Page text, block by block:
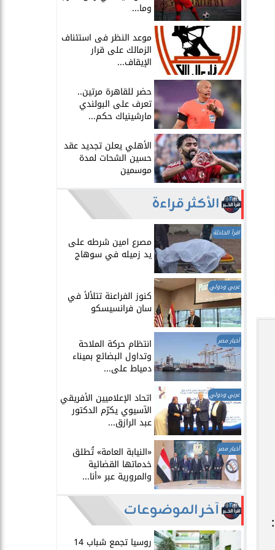
وما...
موعد النظر فى استئناف
الزمالك على قرار
الإيقاف...
حضر للقاهرة مرتين..
تعرف على البولندي
مارشينياك حكم...
الأهلي يعلن تجديد عقد
حسين الشحات لمدة
موسمين
الأكثر قراءة
اقرأ الحادثة
مصرع امين شرطه على
يد زميله في سوهاج
عربي ودولي
​كنوز الفراعنة تتلألأ في
سان فرانسيسكو
أخبار مصر انتظام حركة الملاحة
وتداول البضائع بميناء
دمياط على...
عربي ودولي اتحاد الإعلاميين الأفريقي
الآسيوي يكرّم الدكتور
عبد الرازق...
أخبار مصر ​«النيابة العامة» تُطلق
خدماتها القضائية
والمرورية عبر «أنا...
آخر الموضوعات
روسيا تجمع شباب 14